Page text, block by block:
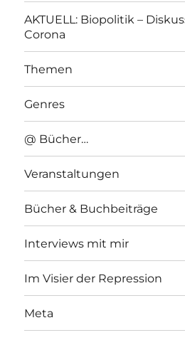
AKTUELL: Biopolitik –
Corona
Themen
Genres
@ Bücher…
Veranstaltungen
Bücher & Buchbeiträge
Interviews mit mir
Im Visier der Repression
Meta